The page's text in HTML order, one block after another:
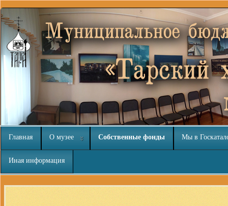
Главная О музее Собственные фонды Мы в
Иная информация